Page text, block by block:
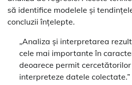
să identifice modelele și
concluzii înțelepte.
„Analiza și interpretarea
cele mai importante în
deoarece permit
interpreteze datele colectate.”